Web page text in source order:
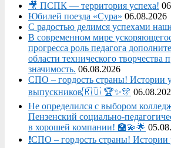
🎥 ПСПК — территория успеха!
Юбилей поезда «Сура» 06.08.2026
С радостью делимся успехами
В современном мире
прогресса роль педагога
области технического творчества
значимость. 06.08.2026
СПО – гордость страны! Истории
выпускников🇷🇺 🏆✨🎊
Не определился с выбором
Пензенский социально-
в хорошей компании! 🏫💫🌟
❗СПО – гордость страны!